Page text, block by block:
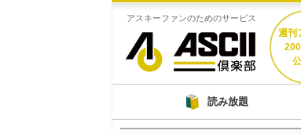
アスキーファンのためのサービス
ASCII倶楽部
週刊
読み放題